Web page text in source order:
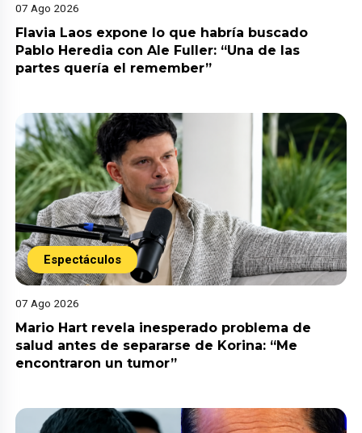
07 Ago 2026
Flavia Laos expone lo que habría buscado
Pablo Heredia con Ale Fuller: “Una de las
partes quería el remember”
Espectáculos
07 Ago 2026
Mario Hart revela inesperado problema de
salud antes de separarse de Korina: “Me
encontraron un tumor”